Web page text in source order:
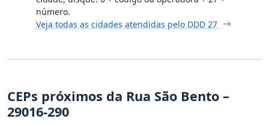
número.
Veja todas as cidades atendidas pelo DDD 27
CEPs próximos da Rua São Bento –
29016-290